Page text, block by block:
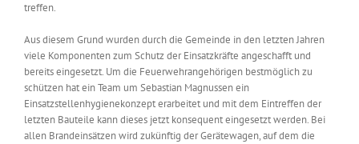
treffen.
Aus diesem Grund wurden durch die Gemeinde in den letzten Jahren
viele Komponenten zum Schutz der Einsatzkräfte angeschafft und
bereits eingesetzt. Um die Feuerwehrangehörigen bestmöglich zu
schützen hat ein Team um Sebastian Magnussen ein
Einsatzstellenhygienekonzept erarbeitet und mit dem Eintreffen der
letzten Bauteile kann dieses jetzt konsequent eingesetzt werden. Bei
allen Brandeinsätzen wird zukünftig der Gerätewagen, auf dem die